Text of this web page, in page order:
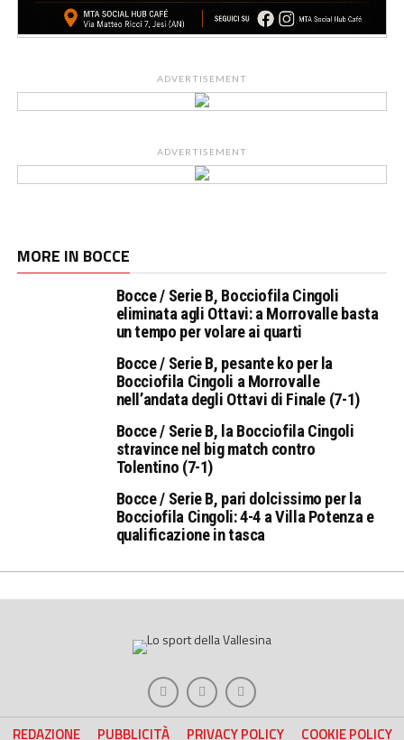
ADVERTISEMENT
ADVERTISEMENT
MORE IN BOCCE
Bocce / Serie B, Bocciofila Cingoli
eliminata agli Ottavi: a Morrovalle basta
un tempo per volare ai quarti
Bocce / Serie B, pesante ko per la
Bocciofila Cingoli a Morrovalle
nell’andata degli Ottavi di Finale (7-1)
Bocce / Serie B, la Bocciofila Cingoli
stravince nel big match contro
Tolentino (7-1)
Bocce / Serie B, pari dolcissimo per la
Bocciofila Cingoli: 4-4 a Villa Potenza e
qualificazione in tasca
REDAZIONE PUBBLICITÀ PRIVACY POLICY COOKIE POLICY